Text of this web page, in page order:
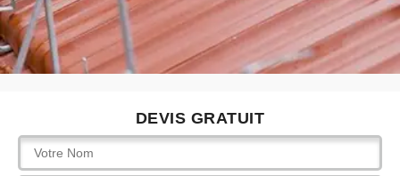
DEVIS GRATUIT